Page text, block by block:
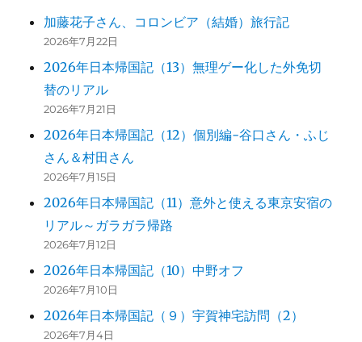
加藤花子さん、コロンビア（結婚）旅行記
2026年7月22日
2026年日本帰国記（13）無理ゲー化した外免切
替のリアル
2026年7月21日
2026年日本帰国記（12）個別編-谷口さん・ふじ
さん＆村田さん
2026年7月15日
2026年日本帰国記（11）意外と使える東京安宿の
リアル～ガラガラ帰路
2026年7月12日
2026年日本帰国記（10）中野オフ
2026年7月10日
2026年日本帰国記（９）宇賀神宅訪問（2）
2026年7月4日